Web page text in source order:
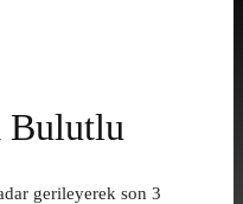
Bulutlu
gerileyerek son 3